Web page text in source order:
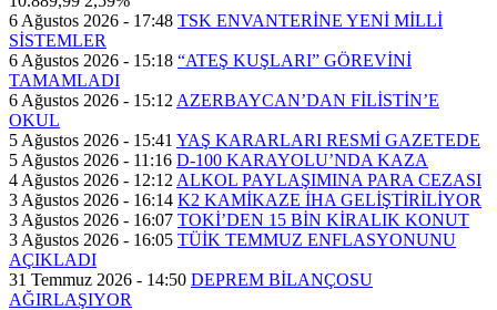
6 Ağustos 2026 - 17:48 TSK ENVANTERİNE YENİ MİLLİ
SİSTEMLER
6 Ağustos 2026 - 15:18 “ATEŞ KUŞLARI” GÖREVİNİ
TAMAMLADI
6 Ağustos 2026 - 15:12 AZERBAYCAN’DAN FİLİSTİN’E
OKUL
5 Ağustos 2026 - 15:41 YAŞ KARARLARI RESMİ GAZETEDE
5 Ağustos 2026 - 11:16 D-100 KARAYOLU’NDA KAZA
4 Ağustos 2026 - 12:12 ALKOL PAYLAŞIMINA PARA CEZASI
3 Ağustos 2026 - 16:14 K2 KAMİKAZE İHA GELİŞTİRİLİYOR
3 Ağustos 2026 - 16:07 TOKİ’DEN 15 BİN KİRALIK KONUT
3 Ağustos 2026 - 16:05 TÜİK TEMMUZ ENFLASYONUNU
AÇIKLADI
31 Temmuz 2026 - 14:50 DEPREM BİLANÇOSU
AĞIRLAŞIYOR